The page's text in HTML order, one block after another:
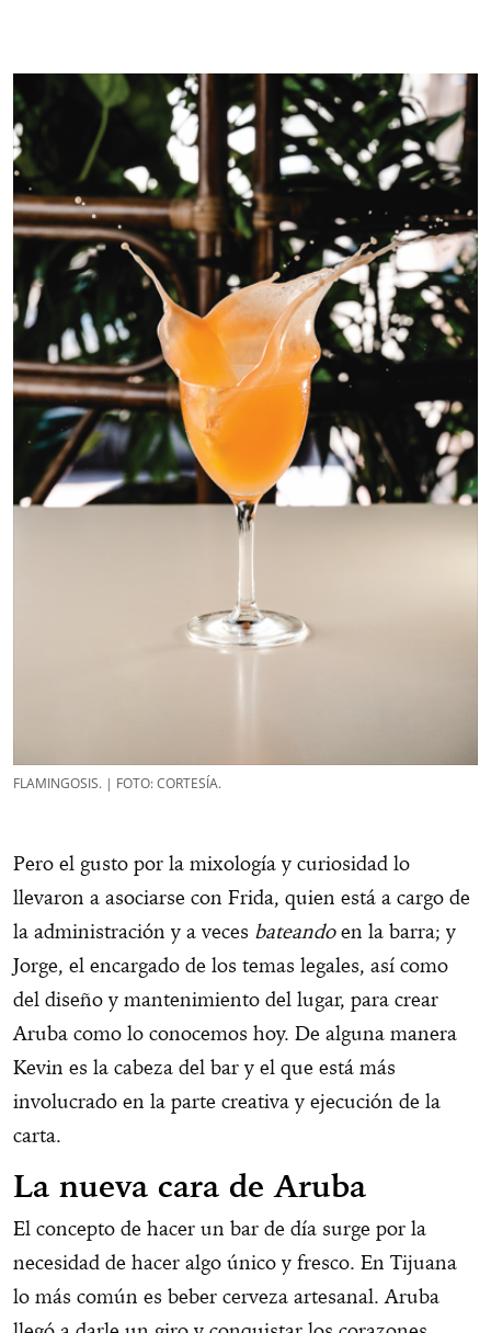
FLAMINGOSIS. | FOTO: CORTESÍA.
Pero el gusto por la mixología y curiosidad lo
llevaron a asociarse con Frida, quien está a cargo de
la administración y a veces bateandoen la barra; y
Jorge, el encargado de los temas legales, así como
del diseño y mantenimiento del lugar, para crear
Aruba como lo conocemos hoy. De alguna manera
Kevin es la cabeza del bar y el que está más
involucrado en la parte creativa y ejecución de la
carta.
La nueva cara de Aruba
El concepto de hacer un bar de día surge por la
necesidad de hacer algo único y fresco. En Tijuana
lo más común es beber cerveza artesanal. Aruba